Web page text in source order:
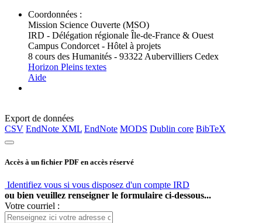
Coordonnées :
Mission Science Ouverte (MSO)
IRD - Délégation régionale Île-de-France & Ouest
Campus Condorcet - Hôtel à projets
8 cours des Humanités - 93322 Aubervilliers Cedex
Horizon Pleins textes
Aide
Export de données
CSV EndNote XML EndNote MODS Dublin core BibTeX
Accès à un fichier PDF en accès réservé
Identifiez vous si vous disposez d'un compte IRD
ou bien veuillez renseigner le formulaire ci-dessous...
Votre courriel :